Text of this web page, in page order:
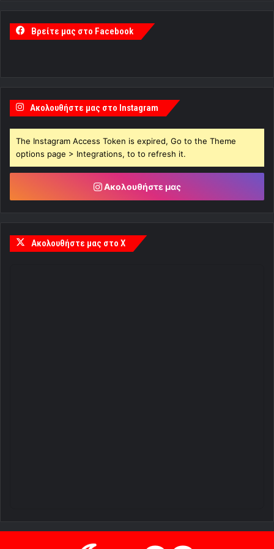
Βρείτε μας στο Facebook
Ακολουθήστε μας στο Instagram
The Instagram Access Token is expired, Go to the Theme
options page > Integrations, to to refresh it.
Ακολουθήστε μας
Ακολουθήστε μας στο X